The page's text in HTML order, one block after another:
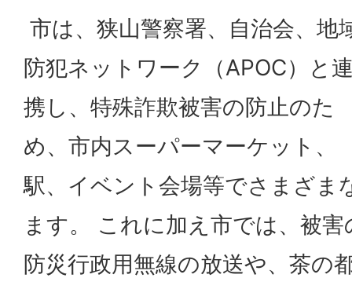
市は、狭山警察署、自治会、地
防犯ネットワーク（APOC）と
携し、特殊詐欺被害の防止のた
め、市内スーパーマーケット、
駅、イベント会場等でさまざま
ます。 これに加え市では、被
防災行政用無線の放送や、茶の